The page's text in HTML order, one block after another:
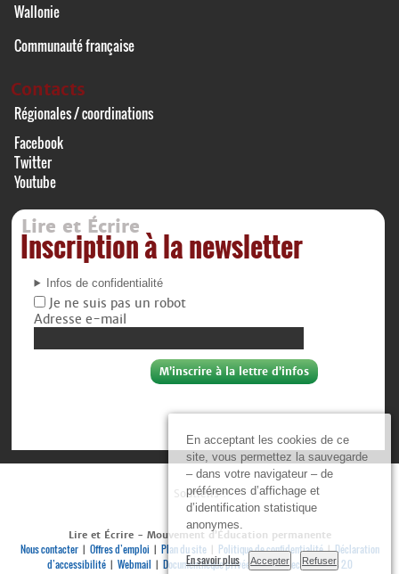
En acceptant les cookies de ce
site, vous permettez la sauvegarde
– dans votre navigateur – de
préférences d’affichage et
d’identification statistique
anonymes.
En savoir plus Accepter Refuser
Wallonie
Communauté française
Contacts
Régionales / coordinations
Facebook
Twitter
Youtube
Lire et Écrire
Inscription à la newsletter
Infos de confidentialité
Je ne suis pas un robot
Adresse e-mail
Soutiens :
Lire et Écrire - Mouvement d’Éducation permanente
Nous contacter| Offres d’emploi | Plan du site| Politique de confidentialité|Déclaration
d’accessibilité| Webmail | Documenthèque privée|Se connecter|RSS 2.0